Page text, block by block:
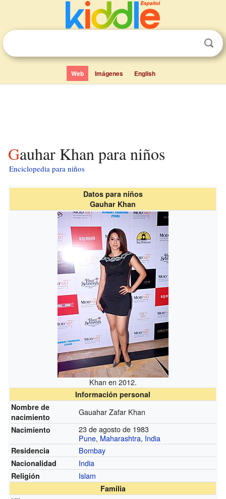
Web Imágenes English
Gauhar Khan para niños
Enciclopedia para niños
Datos para niños
Gauhar Khan
Khan en 2012.
Información personal
Nombre de
nacimiento
Gauahar Zafar Khan
Nacimiento
23 de agosto de 1983
Pune, Maharashtra, India
Residencia Bombay
Nacionalidad India
Religión Islam
Familia